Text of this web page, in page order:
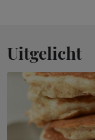
Uitgelicht